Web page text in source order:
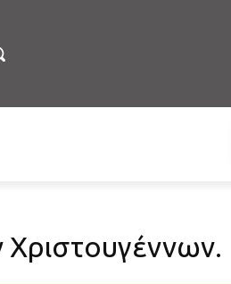
Χριστουγέννων.